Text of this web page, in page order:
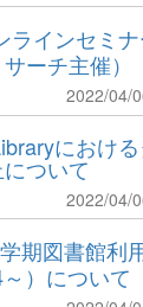
ラインセミ
ーチ主催）
2022/04/
におけ
ついて
2022/04/
期図書館利
）について